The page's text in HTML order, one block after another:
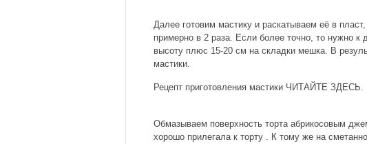
Далее готовим мастику и раскатываем её в
примерно в 2 раза. Если более точно, то нужно к
высоту плюс 15-20 см на складки мешка. В
мастики.
Рецепт приготовления мастики ЧИТАЙТЕ ЗДЕСЬ.
Обмазываем поверхность торта абрикосовым
хорошо прилегала к торту . К тому же на